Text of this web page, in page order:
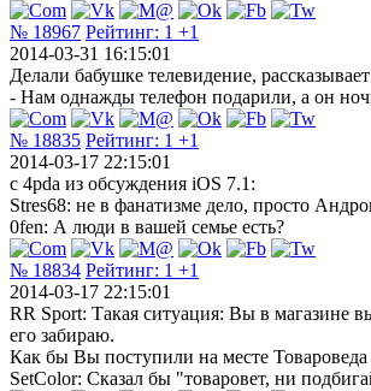
№ 18967 Рейтинг: 1 +1
2014-03-31 16:15:01
Делали бабушке телевидение,
- Нам однажды телефон подарили, а он
№ 18835 Рейтинг: 1 +1
2014-03-17 22:15:01
c 4pda из обсуждения iOS 7.1:
Stres68: не в фанатизме дело, просто
0fen: А люди в вашей семье есть?
№ 18834 Рейтинг: 1 +1
2014-03-17 22:15:01
RR Sport: Такая ситуация: Вы в магазине
его забираю.
Как бы Вы поступили на месте Товароведа
SetColor: Сказал бы "товаровет, ни